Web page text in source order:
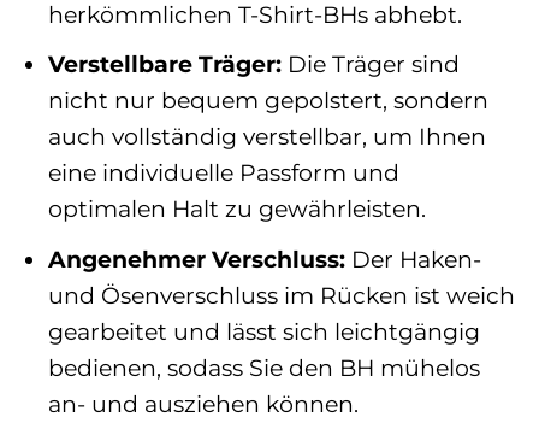
herkömmlichen T-Shirt-BHs abhebt.
Verstellbare Träger:Die Träger sind
nicht nur bequem gepolstert, sondern
auch vollständig verstellbar, um Ihnen
eine individuelle Passform und
optimalen Halt zu gewährleisten.
Angenehmer Verschluss:Der Haken-
und Ösenverschluss im Rücken ist weich
gearbeitet und lässt sich leichtgängig
bedienen, sodass Sie den BH mühelos
an- und ausziehen können.